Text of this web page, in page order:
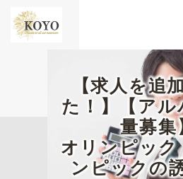
【求人を追
た！】【ア
量募集
オリンピック
ンピックの